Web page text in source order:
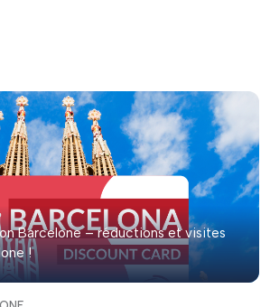
Barcelone – réductions et visites
!